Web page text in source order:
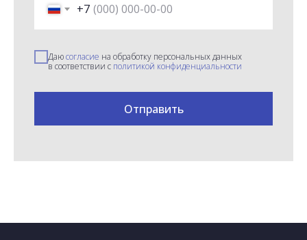
+7
Даюсогласие на обработку персональных данных
в соответствии с политикой конфиденциальности
Отправить